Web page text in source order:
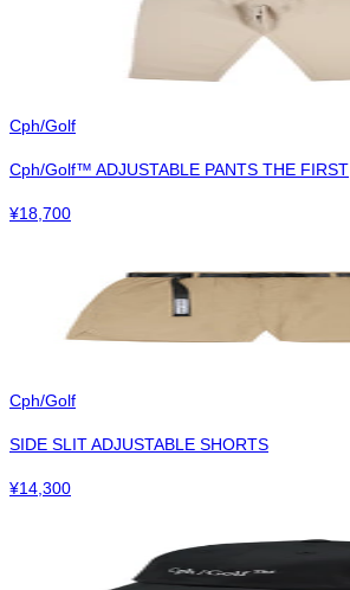
Cph/Golf
Cph/Golf™︎ ADJUSTABLE PANTS THE FIRST
¥18,700
Cph/Golf
SIDE SLIT ADJUSTABLE SHORTS
¥14,300